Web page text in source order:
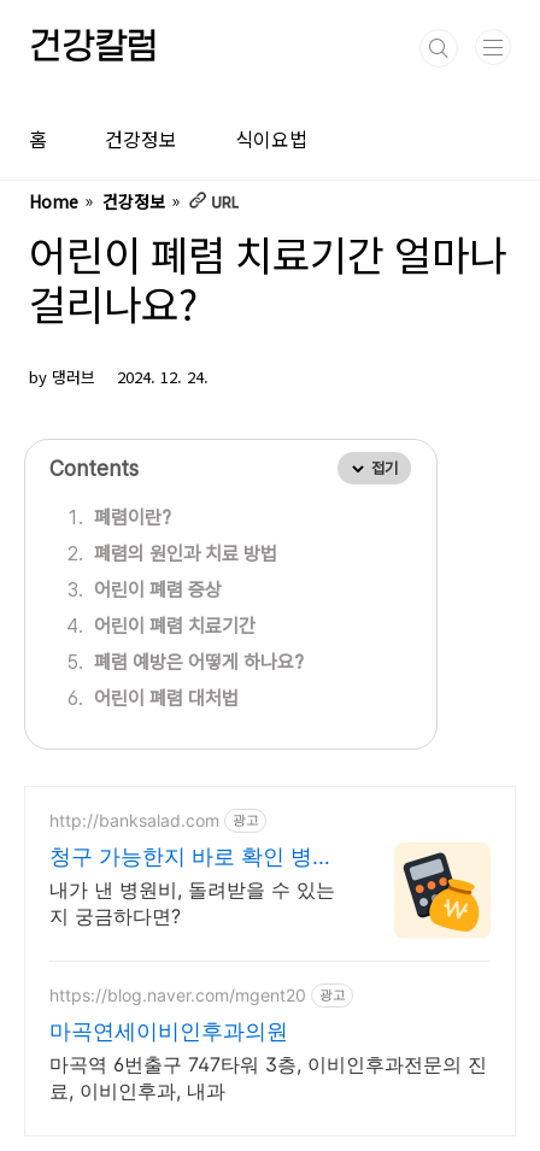
건강칼럼
홈 건강정보 식이요법
Home 건강정보
어린이 폐렴 치료기간 얼마나
걸리나요?
by 댕러브 2024. 12. 24.
Contents 접기
폐렴이란?
폐렴의 원인과 치료 방법
어린이 폐렴 증상
어린이 폐렴 치료기간
폐렴 예방은 어떻게 하나요?
어린이 폐렴 대처법
http://banksalad.com 광고
청구 가능한지 바로 확인 병원,
보험 몰라도
내가 낸 병원비, 돌려받을 수 있는
지 궁금하다면?
https://blog.naver.com/mgent20 광고
마곡연세이비인후과의원
마곡역 6번출구 747타워 3층, 이비인후과전문의 진
료, 이비인후과, 내과